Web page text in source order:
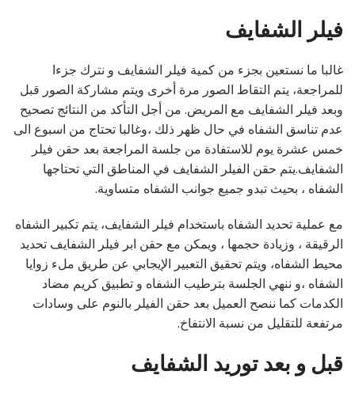
فيلر الشفايف
غالبا ما نستعين بجزء من كمية فيلر الشفايف و نترك جزءا
للمراجعة، يتم التقاط الصور مرة أخرى ويتم مشاركة الصور قبل
وبعد فيلر الشفايف مع المريض. من أجل التأكد من النتائج تصحيح
عدم تناسق الشفاه في حال ظهر ذلك ،وغالبا تحتاج من اسبوع الى
خمس عشرة يوم للاستفادة من جلسة المراجعة بعد حقن فيلر
الشفايف.يتم حقن الفيلر الشفايف في المناطق التي تحتاجها
الشفاه ، بحيث تبدو جميع جوانب الشفاه متساوية.
مع عملية تحديد الشفاه باستخدام فيلر الشفايف، يتم تكبير الشفاه
الرقيقة ، وزيادة حجمها ، ويمكن مع حقن ابر فيلر الشفايف تحديد
محيط الشفاه، ويتم تحقيق التعبير الإيجابي عن طريق ملء زوايا
الشفاه ،و ننهي الجلسة بترطيب الشفاه و تطبيق كريم مضاد
الكدمات كما ننصح العميل بعد حقن الفيلر بالنوم على وسادات
مرتفعة للتقليل من نسبة الانتفاخ.
قبل و بعد توريد الشفايف